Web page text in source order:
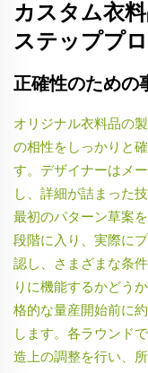
カスタム衣
ステッププ
正確性のための
オリジナル衣料品の
の相性をしっかりと
す。デザイナーはメ
し、詳細が詰まった
最初のパターン草案
段階に入り、実際に
認し、さまざまな条
りに機能するかどう
格的な量産開始前に
します。各ラウンド
造上の調整を行い、